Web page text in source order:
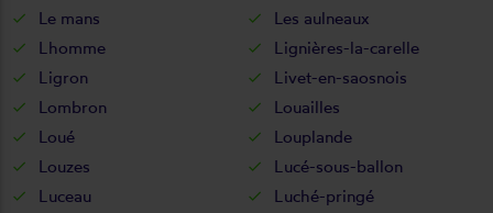
Le mans
Les aulneaux
Lhomme
Lignières-la-carelle
Ligron
Livet-en-saosnois
Lombron
Louailles
Loué
Louplande
Louzes
Lucé-sous-ballon
Luceau
Luché-pringé